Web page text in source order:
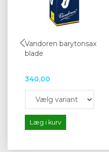
Vandoren barytonsax
blade
340,00
Læg i kurv